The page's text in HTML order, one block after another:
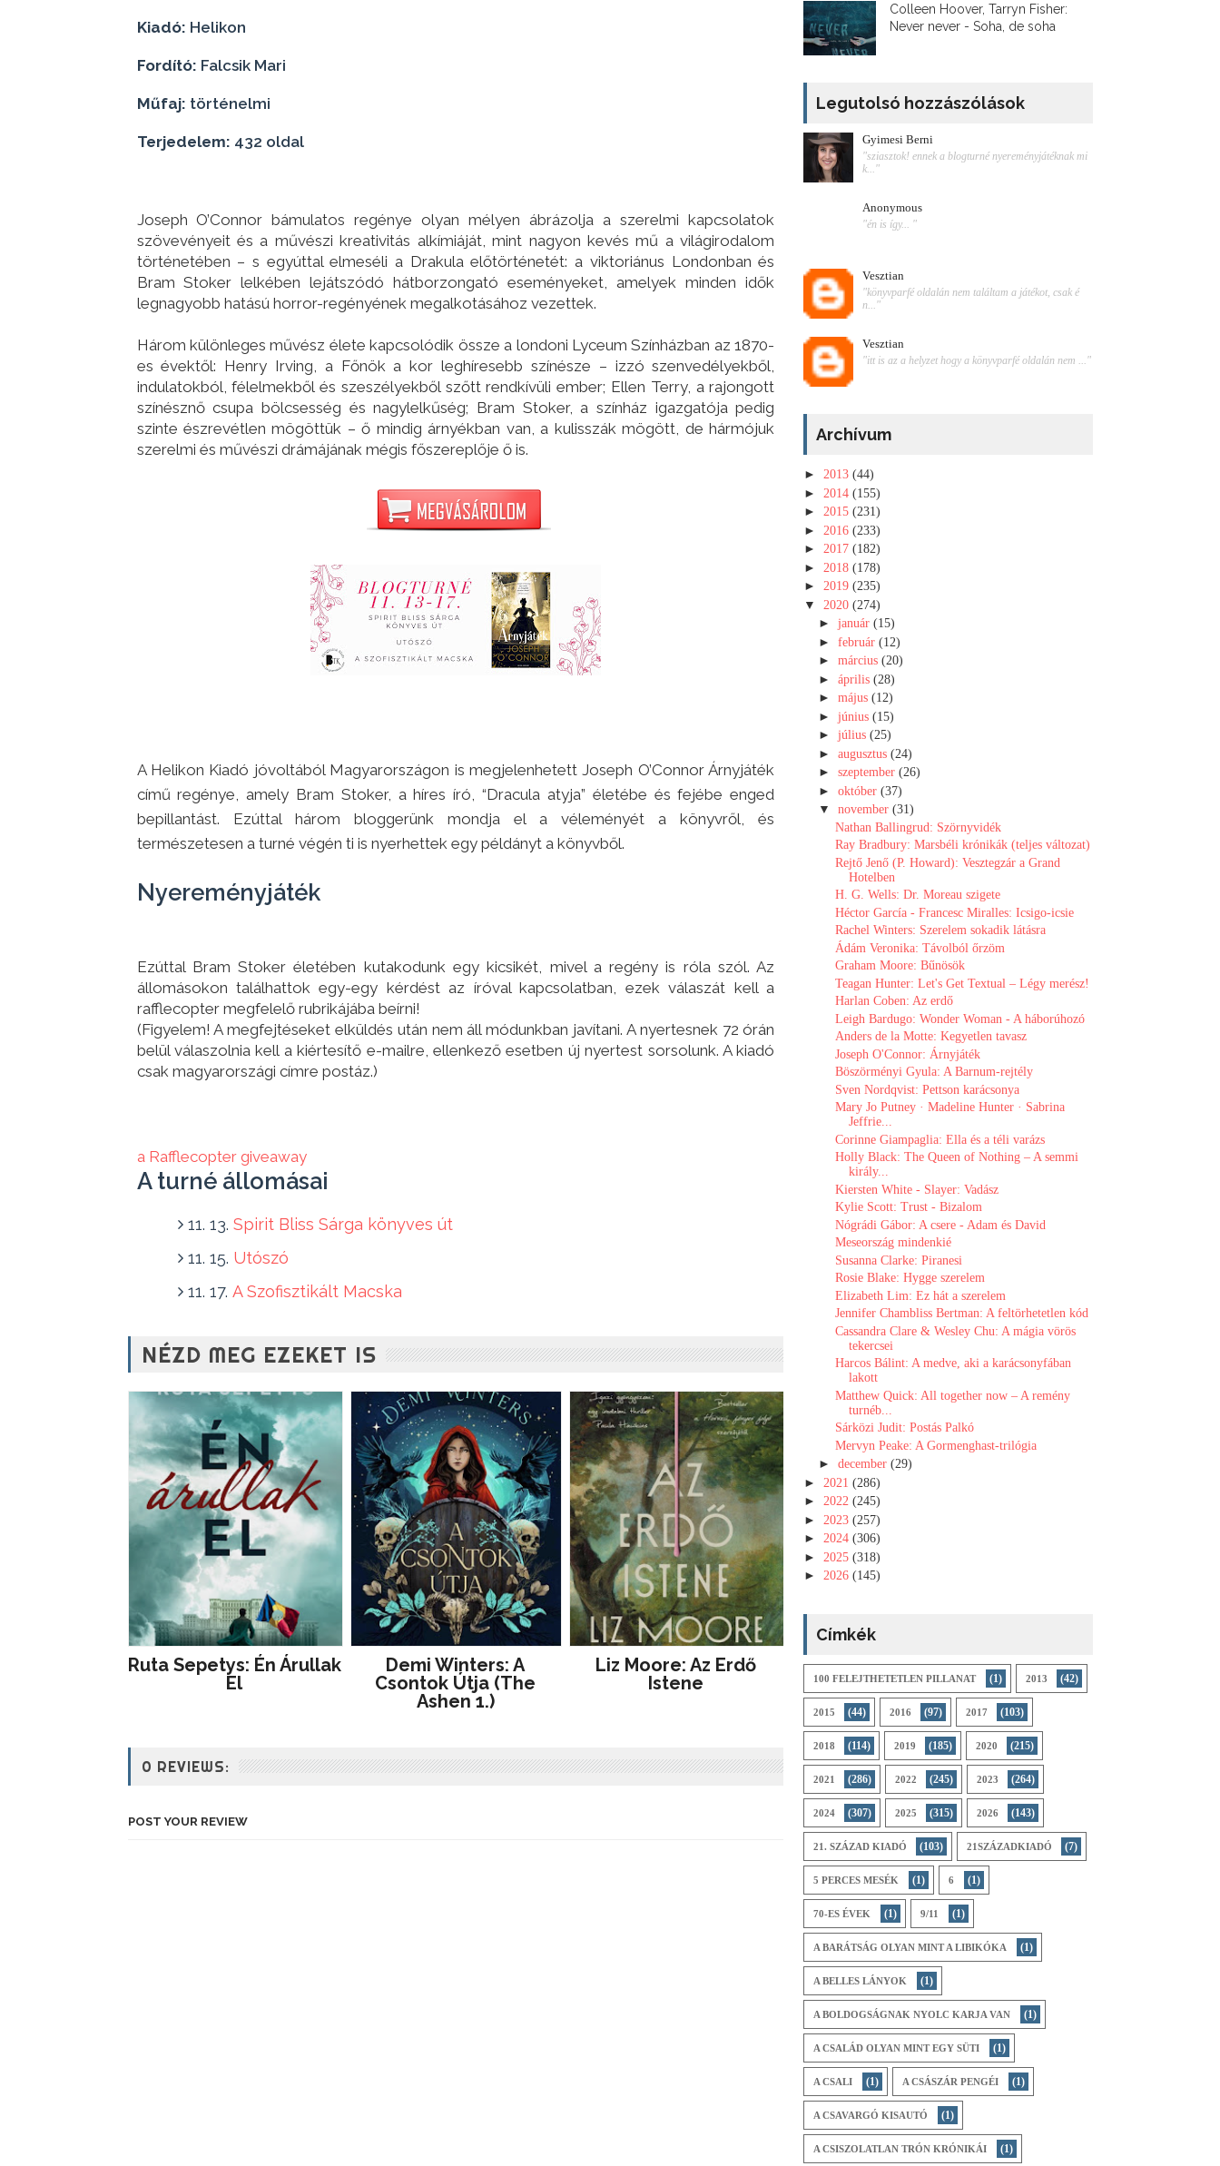
Kiadó: Helikon
Fordító: Falcsik Mari
Műfaj: történelmi
Terjedelem: 432 oldal
Joseph O’Connor bámulatos regénye olyan mélyen ábrázolja a szerelmi kapcsolatok
szövevényeit és a művészi kreativitás alkímiáját, mint nagyon kevés mű a világirodalom
történetében – s egyúttal elmeséli a Drakula előtörténetét: a viktoriánus Londonban és
Bram Stoker lelkében lejátszódó hátborzongató eseményeket, amelyek minden idők
legnagyobb hatású horror-regényének megalkotásához vezettek.
Három különleges művész élete kapcsolódik össze a londoni Lyceum Színházban az 1870-
es évektől: Henry Irving, a Főnök a kor leghíresebb színésze – izzó szenvedélyekből,
indulatokból, félelmekből és szeszélyekből szőtt rendkívüli ember; Ellen Terry, a rajongott
színésznő csupa bölcsesség és nagylelkűség; Bram Stoker, a színház igazgatója pedig
szinte észrevétlen mögöttük – ő mindig árnyékban van, a kulisszák mögött, de hármójuk
szerelmi és művészi drámájának mégis főszereplője ő is.
A Helikon Kiadó jóvoltából Magyarországon is megjelenhetett Joseph O’Connor Árnyjáték
című regénye, amely Bram Stoker, a híres író, “Dracula atyja” életébe és fejébe enged
bepillantást. Ezúttal három bloggerünk mondja el a véleményét a könyvről, és
természetesen a turné végén ti is nyerhettek egy példányt a könyvből.
Nyereményjáték
Ezúttal Bram Stoker életében kutakodunk egy kicsikét, mivel a regény is róla szól. Az
állomásokon találhattok egy-egy kérdést az íróval kapcsolatban, ezek válaszát kell a
rafflecopter megfelelő rubrikájába beírni!
(Figyelem! A megfejtéseket elküldés után nem áll módunkban javítani. A nyertesnek 72 órán
belül válaszolnia kell a kiértesítő e-mailre, ellenkező esetben új nyertest sorsolunk. A kiadó
csak magyarországi címre postáz.)
a Rafflecopter giveaway
A turné állomásai
11. 13. Spirit Bliss Sárga könyves út
11. 15. Utószó
11. 17. A Szofisztikált Macska
NÉZD MEG EZEKET IS
Ruta Sepetys: Én Árullak
El
Demi Winters: A
Csontok Útja (The
Ashen 1.)
Liz Moore: Az Erdő
Istene
0 REVIEWS:
POST YOUR REVIEW
Colleen Hoover, Tarryn Fisher:
Never never - Soha, de soha
Legutolsó hozzászólások
Gyimesi Berni
"sziasztok! ennek a blogturné nyereményjátéknak mi
k..."
Anonymous
"én is így... "
Vesztian
"könyvparfé oldalán nem találtam a játékot, csak é
n..."
Vesztian
"itt is az a helyzet hogy a könyvparfé oldalán nem ..."
Archívum
► 2013 (44)
► 2014 (155)
► 2015 (231)
► 2016 (233)
► 2017 (182)
► 2018 (178)
► 2019 (235)
▼ 2020 (274)
►január(15)
►február(12)
►március(20)
►április(28)
►május(12)
►június(15)
►július(25)
►augusztus(24)
►szeptember(26)
►október(37)
▼ november(31)
Nathan Ballingrud: Szörnyvidék
Ray Bradbury: Marsbéli krónikák (teljes változat)
Rejtő Jenő (P. Howard): Vesztegzár ​a Grand
Hotelben
H. G. Wells: Dr. Moreau szigete
Héctor García - Francesc Miralles: Icsigo-icsie
Rachel Winters: Szerelem sokadik látásra
Ádám Veronika: Távolból őrzöm
Graham Moore: Bűnösök
Teagan Hunter: Let's ​Get Textual – Légy merész!
Harlan Coben: Az ​erdő
Leigh Bardugo: Wonder Woman - A háborúhozó
Anders de la Motte: Kegyetlen tavasz
Joseph O'Connor: Árnyjáték
Böszörményi Gyula: A ​Barnum-rejtély
Sven Nordqvist: Pettson karácsonya
Mary Jo Putney · Madeline Hunter · Sabrina
Jeffrie...
Corinne Giampaglia: Ella és a téli varázs
Holly Black: The Queen of Nothing – A semmi
király...
Kiersten White - Slayer: Vadász
Kylie Scott: Trust - Bizalom
Nógrádi Gábor: A csere - Adam és David
Meseország mindenkié
Susanna Clarke: Piranesi
Rosie Blake: Hygge szerelem
Elizabeth Lim: Ez ​hát a szerelem
Jennifer Chambliss Bertman: A feltörhetetlen kód
Cassandra Clare & Wesley Chu: A mágia vörös
tekercsei
Harcos Bálint: A medve, aki a karácsonyfában
lakott
Matthew Quick: All ​together now – A remény
turnéb...
Sárközi Judit: Postás Palkó
Mervyn Peake: A ​Gormenghast-trilógia
►december(29)
► 2021 (286)
► 2022 (245)
► 2023 (257)
► 2024 (306)
► 2025 (318)
► 2026 (145)
Címkék
100 FELEJTHETETLEN PILLANAT (1) 2013 (42)
2015 (44) 2016 (97) 2017 (103)
2018 (114) 2019 (185) 2020 (215)
2021 (286) 2022 (245) 2023 (264)
2024 (307) 2025 (315) 2026 (143)
21. SZÁZAD KIADÓ (103) 21SZÁZADKIADÓ (7)
5 PERCES MESÉK (1) 6 (1)
70-ES ÉVEK (1) 9/11 (1)
A BARÁTSÁG OLYAN MINT A LIBIKÓKA (1)
A BELLES LÁNYOK (1)
A BOLDOGSÁGNAK NYOLC KARJA VAN (1)
A CSALÁD OLYAN MINT EGY SÜTI (1)
A CSALI (1) A CSÁSZÁR PENGÉI (1)
A CSAVARGÓ KISAUTÓ (1)
A CSISZOLATLAN TRÓN KRÓNIKÁI (1)